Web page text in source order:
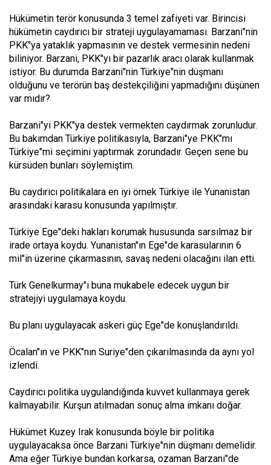
Hükümetin terör konusunda 3 temel zafiyeti var. Birincisi
hükümetin caydırıcı bir strateji uygulayamaması. Barzani"nin
PKK"ya yataklık yapmasının ve destek vermesinin nedeni
biliniyor. Barzani, PKK"yı bir pazarlık aracı olarak kullanmak
istiyor. Bu durumda Barzani"nin Türkiye"nin düşmanı
olduğunu ve terörün baş destekçiliğini yapmadığını düşünen
var mıdır?
Barzani"yi PKK"ya destek vermekten caydırmak zorunludur.
Bu bakımdan Türkiye politikasıyla, Barzani"ye PKK"mı
Türkiye"mi seçimini yaptırmak zorundadır. Geçen sene bu
kürsüden bunları söylemiştim.
Bu caydırıcı politikalara en iyi örnek Türkiye ile Yunanistan
arasındaki karasu konusunda yapılmıştır.
Türkiye Ege"deki hakları korumak hususunda sarsılmaz bir
irade ortaya koydu. Yunanistan"ın Ege"de karasularının 6
mil"in üzerine çıkarmasının, savaş nedeni olacağını ilan etti.
Türk Genelkurmay"ı buna mukabele edecek uygun bir
stratejiyi uygulamaya koydu.
Bu planı uygulayacak askeri güç Ege"de konuşlandırıldı.
Öcalan"ın ve PKK"nın Suriye"den çıkarılmasında da aynı yol
izlendi.
Caydırıcı politika uygulandığında kuvvet kullanmaya gerek
kalmayabilir. Kurşun atılmadan sonuç alma imkanı doğar.
Hükümet Kuzey Irak konusunda böyle bir politika
uygulayacaksa önce Barzani Türkiye"nin düşmanı demelidir.
Ama eğer Türkiye bundan korkarsa, ozaman Barzani"de